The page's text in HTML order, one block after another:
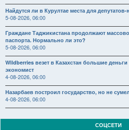
Найдутся ли в Курултае места для депутатов-
5-08-2026, 06:00
Граждане Таджикистана продолжают
паспорта. Нормально ли это?
5-08-2026, 06:00
Wildberries везет в Казахстан большие
экономист
4-08-2026, 06:00
Назарбаев построил государство, но не
4-08-2026, 06:00
СОЦСЕТИ